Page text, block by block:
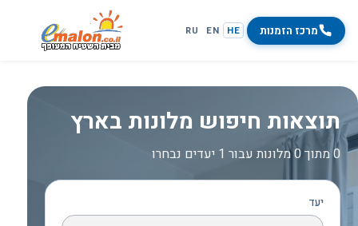
מרכז הזמנות HE
EN
RU
תוצאות חיפוש מלונות בארץ
0 מתוך 0 מלונות עבור 1 יעדים נבחרו
יעד